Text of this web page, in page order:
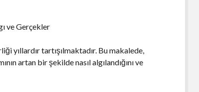
ve Gerçekler
yıllardır tartışılmaktadır. Bu makalede,
artan bir şekilde nasıl algılandığını ve